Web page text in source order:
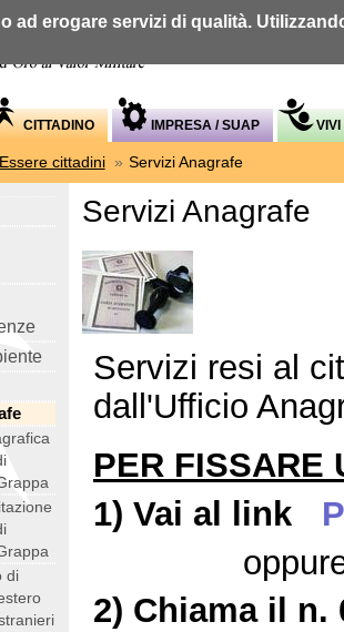
CITTADINO IMPRESA / SUAP
Essere cittadini » Servizi Anagrafe
di
Servizi Anagrafe
Servizi resi al
dall'Ufficio
PER FISSARE
1) Vai al link
2) Chiama il n.
ad erogare servizi di qualità.